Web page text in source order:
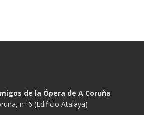
de la Ópera de A Coruña
nº 6 (Edificio Atalaya)